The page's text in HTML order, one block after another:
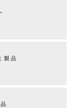
製品